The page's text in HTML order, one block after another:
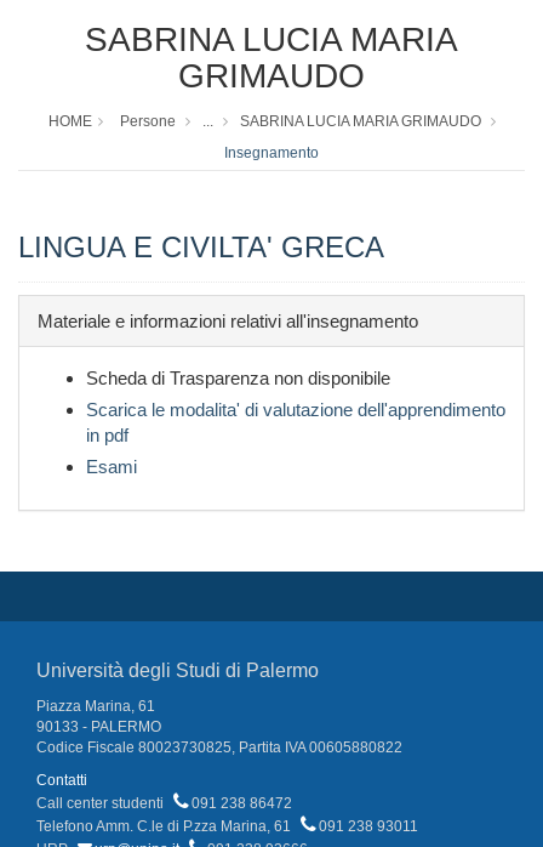
SABRINA LUCIA MARIA
GRIMAUDO
HOME Persone ...
SABRINA LUCIA MARIA GRIMAUDO
Insegnamento
LINGUA E CIVILTA' GRECA
Materiale e informazioni relativi all'insegnamento
Scheda di Trasparenza non disponibile
Scarica le modalita' di valutazione dell'apprendimento
in pdf
Esami
Università degli Studi di Palermo
Piazza Marina, 61
90133 - PALERMO
Codice Fiscale 80023730825, Partita IVA 00605880822
Contatti
Call center studenti
091 238 86472
Telefono Amm. C.le di P.zza Marina, 61
091 238 93011